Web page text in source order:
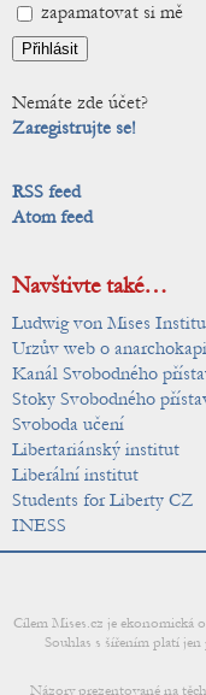
zapamatovat si mě
Nemáte zde účet?
Zaregistrujte se!
RSS feed
Atom feed
Navštivte také…
Ludwig von Mises
Urzův web o
Kanál Svobodného
Stoky Svobodného
Svoboda učení
Libertariánský institut
Liberální institut
Students for Liberty CZ
INESS
Cílem Mises.cz je ekonomická
Souhlas s šířením platí
Názory prezentované na